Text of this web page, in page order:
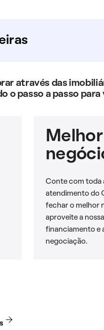
através das
o passo a passo para
Melhor
Conte com toda
atendimento do
fechar o melhor
aproveite a
financiamento e
negociação.